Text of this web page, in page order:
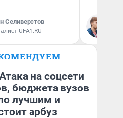
Селиверстов
UFA1.RU
на соцсети
бюджета вузов
лучшим и
арбуз